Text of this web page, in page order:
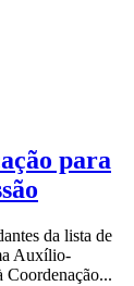
para
da lista de
Auxílio-
Coordenação...